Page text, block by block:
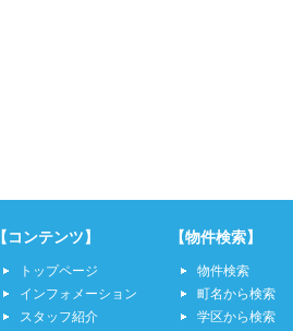
【コンテンツ】
トップページ
インフォメーション
スタッフ紹介
【物件検索】
物件検索
町名から検索
学区から検索